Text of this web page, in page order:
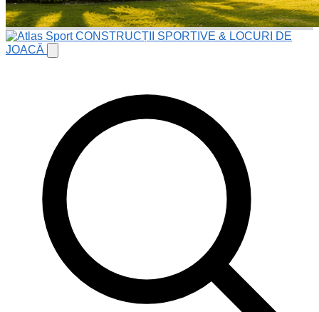
CONSTRUCȚII SPORTIVE & LOCURI DE
JOACĂ